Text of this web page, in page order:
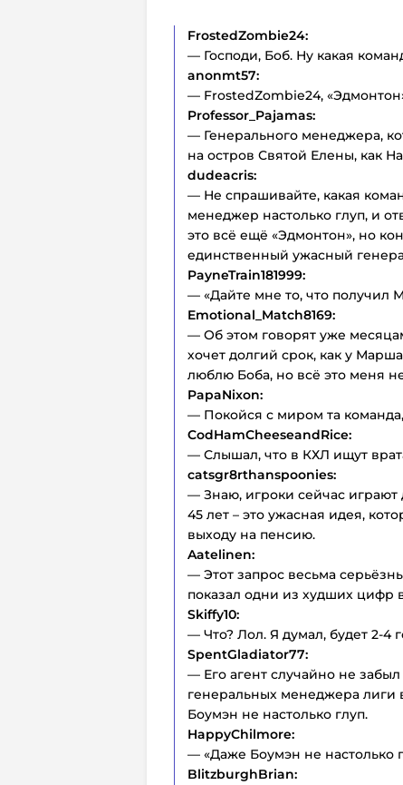
FrostedZombie24:
— Господи, Боб. Ну какая
anonmt57:
— FrostedZombie24,
Professor_Pajamas:
— Генерального менеджера,
на остров Святой Елены, как
dudeacris:
— Не спрашивайте, какая
менеджер настолько глуп, и
это всё ещё «Эдмонтон», но
единственный ужасный
PayneTrain181999:
— «Дайте мне то, что получил
Emotional_Match8169:
— Об этом говорят уже
хочет долгий срок, как у
люблю Боба, но всё это меня
PapaNixon:
— Покойся с миром та команда,
CodHamCheeseandRice:
— Слышал, что в КХЛ ищут
catsgr8rthanspoonies:
— Знаю, игроки сейчас играют
45 лет – это ужасная идея,
выходу на пенсию.
Aatelinen:
— Этот запрос весьма
показал одни из худших цифр
Skiffy10:
— Что? Лол. Я думал, будет 2-4
SpentGladiator77:
— Его агент случайно не
генеральных менеджера лиги
Боумэн не настолько глуп.
HappyChilmore:
— «Даже Боумэн не настолько
BlitzburghBrian: